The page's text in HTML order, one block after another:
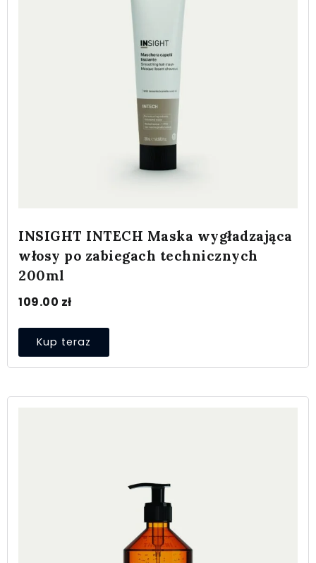
INSIGHT INTECH Maska wygładzająca
włosy po zabiegach technicznych
200ml
109.00 zł
Kup teraz